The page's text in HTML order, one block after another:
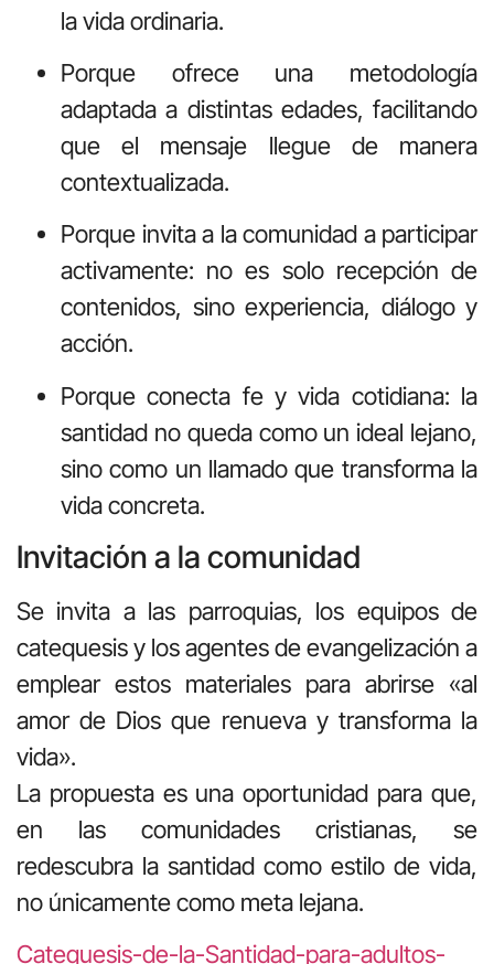
la vida ordinaria.
Porque ofrece una metodología
adaptada a distintas edades, facilitando
que el mensaje llegue de manera
contextualizada.
Porque invita a la comunidad a participar
activamente: no es solo recepción de
contenidos, sino experiencia, diálogo y
acción.
Porque conecta fe y vida cotidiana: la
santidad no queda como un ideal lejano,
sino como un llamado que transforma la
vida concreta.
Invitación a la comunidad
Se invita a las parroquias, los equipos de
catequesis y los agentes de evangelización a
emplear estos materiales para abrirse «al
amor de Dios que renueva y transforma la
vida».
La propuesta es una oportunidad para que,
en las comunidades cristianas, se
redescubra la santidad como estilo de vida,
no únicamente como meta lejana.
Catequesis-de-la-Santidad-para-adultos-